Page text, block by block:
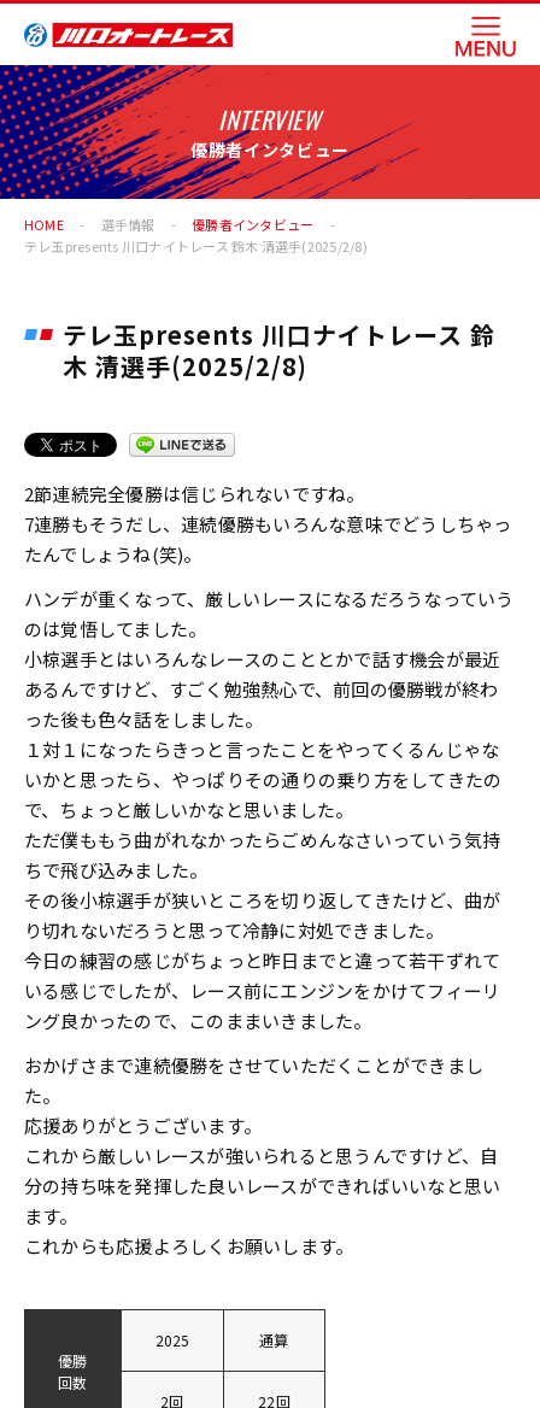
INTERVIEW
優勝者インタビュー
HOME 選手情報
優勝者インタビュー
テレ玉presents 川口ナイトレース 鈴木 清選手(2025/2/8)
テレ玉presents 川口ナイトレース 鈴
木 清選手(2025/2/8)
2節連続完全優勝は信じられないですね。
7連勝もそうだし、連続優勝もいろんな意味でどうしちゃっ
たんでしょうね(笑)。
ハンデが重くなって、厳しいレースになるだろうなっていう
のは覚悟してました。
小椋選手とはいろんなレースのこととかで話す機会が最近
あるんですけど、すごく勉強熱心で、前回の優勝戦が終わ
った後も色々話をしました。
１対１になったらきっと言ったことをやってくるんじゃな
いかと思ったら、やっぱりその通りの乗り方をしてきたの
で、ちょっと厳しいかなと思いました。
ただ僕ももう曲がれなかったらごめんなさいっていう気持
ちで飛び込みました。
その後小椋選手が狭いところを切り返してきたけど、曲が
り切れないだろうと思って冷静に対処できました。
今日の練習の感じがちょっと昨日までと違って若干ずれて
いる感じでしたが、レース前にエンジンをかけてフィーリ
ング良かったので、このままいきました。
おかげさまで連続優勝をさせていただくことができまし
た。
応援ありがとうございます。
これから厳しいレースが強いられると思うんですけど、自
分の持ち味を発揮した良いレースができればいいなと思い
ます。
これからも応援よろしくお願いします。
優勝
回数
2025 通算
2回 22回